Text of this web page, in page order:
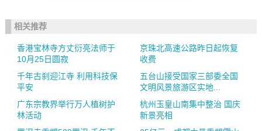
相关推荐
香港宝林寺方丈衍亮法师于
10月25日圆寂
京珠北高速公路昨日起恢复
收费
千年古刹迎江寺 利用科技保
平安
五台山接受国家三部委全国
文明风景旅游区实地...
广东宗教界举行万人植树护
林活动
杭州玉皇山南集中整治 国庆
新景亮相